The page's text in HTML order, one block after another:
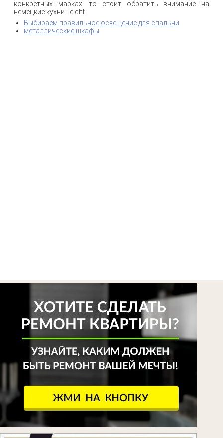
конкретных марках, то стоит обратить внимание на
немецкие кухни Leicht.
Выбираем правильное освещение для спальни
металлические шкафы